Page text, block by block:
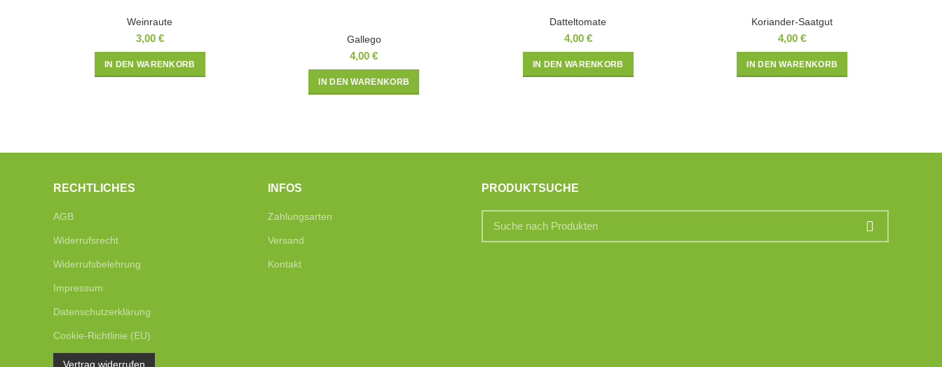
Weinraute
3,00 €
IN DEN WARENKORB
Gallego
4,00€
IN DEN WARENKORB
Datteltomate
4,00 €
IN DEN WARENKORB
Koriander-Saatgut
4,00€
IN DEN WARENKORB
RECHTLICHES
AGB
Widerrufsrecht
Widerrufsbelehrung
Impressum
Datenschutzerklärung
Cookie-Richtlinie (EU)
Vertrag widerrufen
INFOS
Zahlungsarten
Versand
Kontakt
PRODUKTSUCHE